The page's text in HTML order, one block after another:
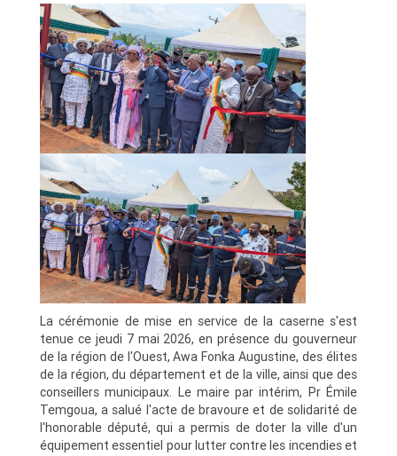
La cérémonie de mise en service de la caserne s'est
tenue ce jeudi 7 mai 2026, en présence du gouverneur
de la région de l'Ouest, Awa Fonka Augustine, des élites
de la région, du département et de la ville, ainsi que des
conseillers municipaux. Le maire par intérim, Pr Émile
Temgoua, a salué l'acte de bravoure et de solidarité de
l'honorable député, qui a permis de doter la ville d'un
équipement essentiel pour lutter contre les incendies et